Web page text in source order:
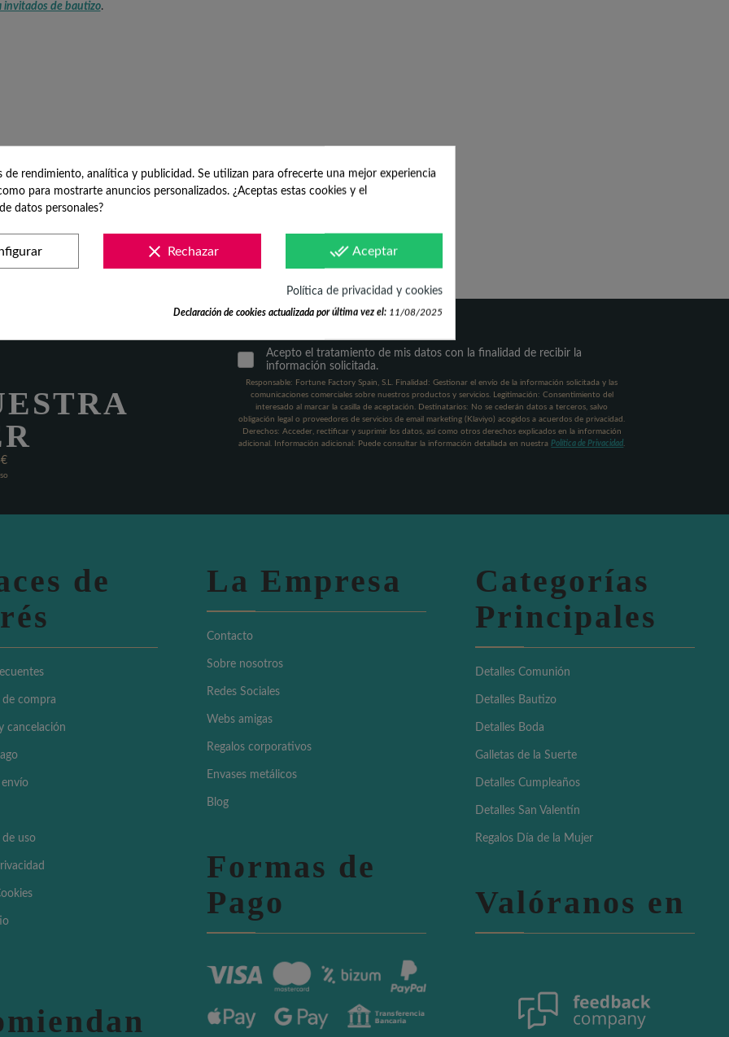
invitados de bautizo.
Acepto el tratamiento de mis datos con la finalidad de recibir la
información solicitada.
Responsable: Fortune Factory Spain, S.L. Finalidad: Gestionar el envío de la información solicitada y las
comunicaciones comerciales sobre nuestros productos y servicios. Legitimación: Consentimiento del
interesado al marcar la casilla de aceptación. Destinatarios: No se cederán datos a terceros, salvo
obligación legal o proveedores de servicios de email marketing (Klaviyo) acogidos a acuerdos de privacidad.
Derechos: Acceder, rectificar y suprimir los datos, así como otros derechos explicados en la información
adicional. Información adicional: Puede consultar la información detallada en nuestraPolítica de Privacidad.
de
compra
cancelación
de uso
La Empresa
Contacto
Sobre nosotros
Redes Sociales
Webs amigas
Regalos corporativos
Envases metálicos
Blog
Formas de
Pago
Categorías
Principales
Detalles Comunión
Detalles Bautizo
Detalles Boda
Galletas de la Suerte
Detalles Cumpleaños
Detalles San Valentín
Regalos Día de la Mujer
Valóranos en
de rendimiento, analítica y publicidad. Se utilizan para ofrecerte una mejor experiencia
para mostrarte anuncios personalizados. ¿Aceptas estas cookies y el
datos personales?
clear Rechazar done_all Aceptar
Política de privacidad y cookies
Declaración de cookies actualizada por última vez el: 11/08/2025